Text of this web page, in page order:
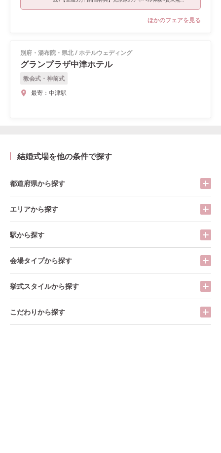
ほかのフェアを見る
別府・湯布院・県北/ホテルウェディング
グランプラザ中津ホテル
教会式・神前式
最寄： 中津駅
結婚式場を他の条件で探す
都道府県から探す
エリアから探す
駅から探す
会場タイプから探す
挙式スタイルから探す
こだわりから探す